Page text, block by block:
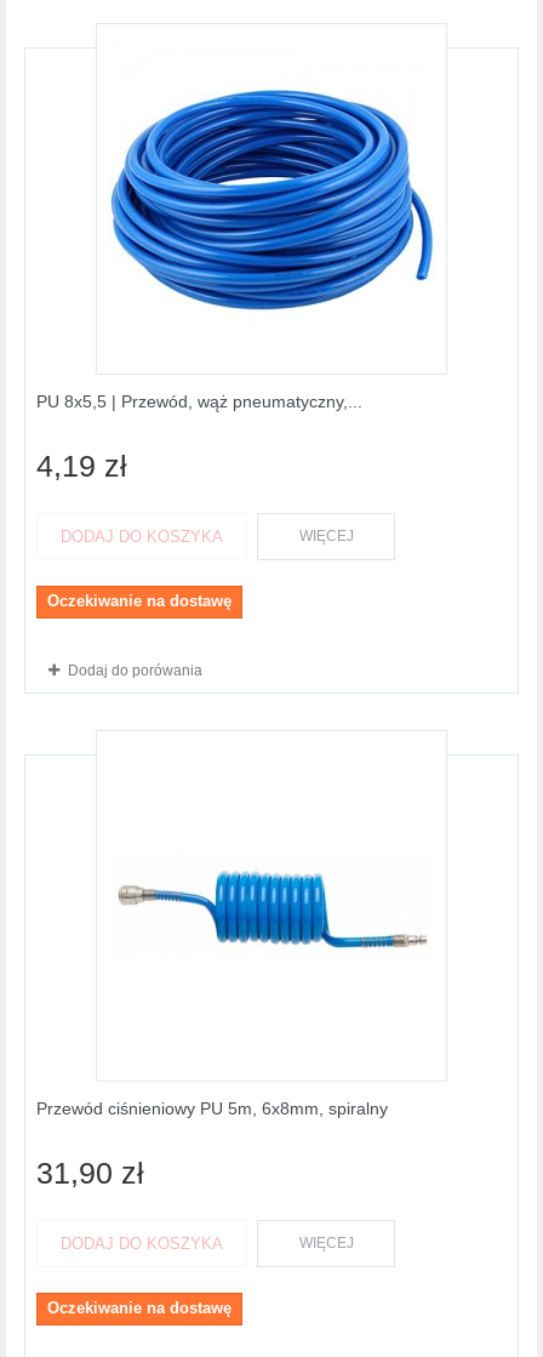
PU 8x5,5 | Przewód, wąż pneumatyczny,...
4,19 zł
DODAJ DO KOSZYKA WIĘCEJ
Oczekiwanie na dostawę
Dodaj do porówania
Przewód ciśnieniowy PU 5m, 6x8mm, spiralny
31,90 zł
DODAJ DO KOSZYKA WIĘCEJ
Oczekiwanie na dostawę